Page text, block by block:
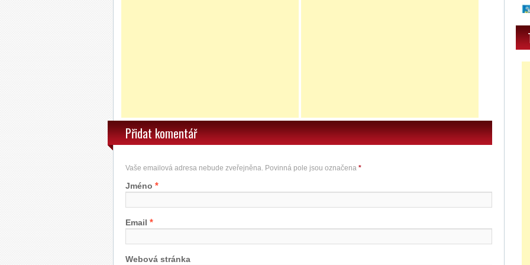
Přidat komentář
Vaše emailová adresa nebude zveřejněna. Povinná pole jsou označena *
Jméno *
Email *
Webová stránka